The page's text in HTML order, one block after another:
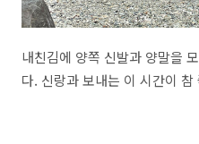
내친김에 양쪽 신발과 양말을
다. 신랑과 보내는 이 시간이 참